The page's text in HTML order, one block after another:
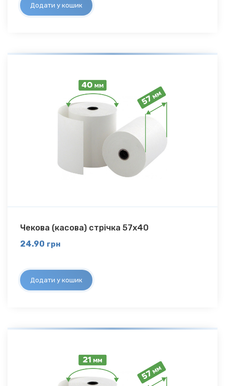
Додати у кошик
Чекова (касова) стрічка 57х40
24.90 грн
Додати у кошик